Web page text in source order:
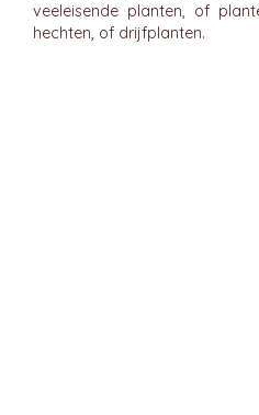
veeleisende planten, of
hechten, of drijfplanten.